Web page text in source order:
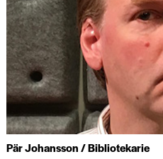
Pär Johansson / Bibliotekarie